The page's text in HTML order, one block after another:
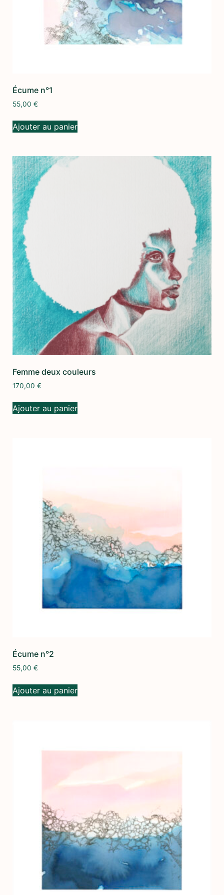
Écume n°1
55,00 €
Ajouter au panier
Femme deux couleurs
170,00 €
Ajouter au panier
Écume n°2
55,00 €
Ajouter au panier